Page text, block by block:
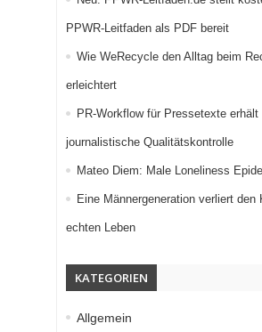
PPWR-Leitfaden als PDF bereit
Wie WeRecycle den Alltag beim
erleichtert
PR-Workflow für Pressetexte erhält
journalistische Qualitätskontrolle
Mateo Diem: Male Loneliness
Eine Männergeneration verliert den
echten Leben
KATEGORIEN
Allgemein